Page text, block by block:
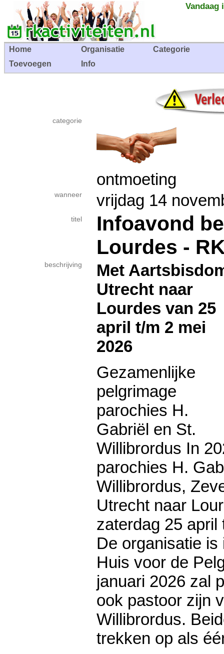
Vandaag
Home Organisatie
Categorie
Toevoegen
Info
categorie
ontmoeting
wanneer vrijdag 14
titel
Infoavond
Lourdes -
beschrijving
Met
Utrecht naar
Lourdes van 25
april t/m 2 mei
2026
Gezamenlijke
pelgrimage
parochies H.
Gabriël en St.
Willibrordus In
parochies H.
Willibrordus,
Utrecht naar
zaterdag 25 april
De organisatie
Huis voor de
januari 2026 zal
ook pastoor zijn
Willibrordus.
trekken op als